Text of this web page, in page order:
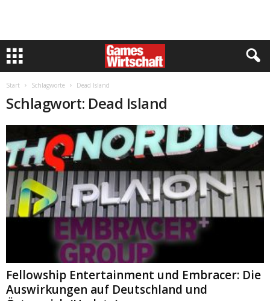
Start Schlagworte Dead Island
Schlagwort: Dead Island
Fellowship Entertainment und Embracer: Die
Auswirkungen auf Deutschland und